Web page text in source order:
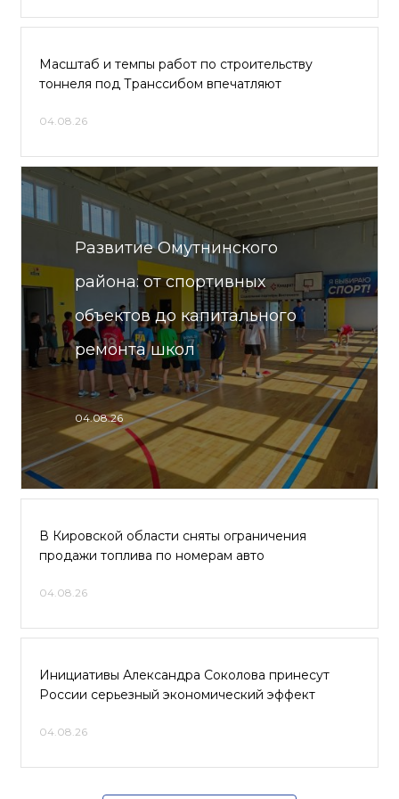
Масштаб и темпы работ по строительству
тоннеля под Транссибом впечатляют
04.08.26
Развитие Омутнинского
района: от спортивных
объектов до капитального
ремонта школ
04.08.26
В Кировской области сняты ограничения
продажи топлива по номерам авто
04.08.26
Инициативы Александра Соколова принесут
России серьезный экономический эффект
04.08.26